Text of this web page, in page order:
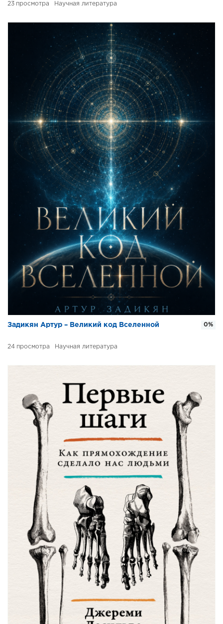
23 Научная литература
Задикян Артур – Великий код Вселенной
24 Научная литература
0%